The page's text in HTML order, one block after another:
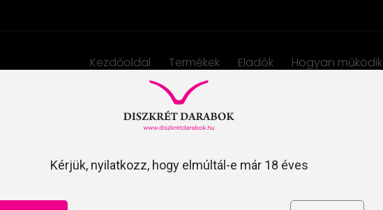
Kezdőoldal Termékek Eladók Hogyan működik
Termékek
Kérjük, nyilatkozz, hogy elmúltál-e már 18 éves